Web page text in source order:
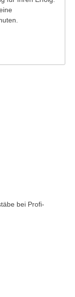
bei Profi-